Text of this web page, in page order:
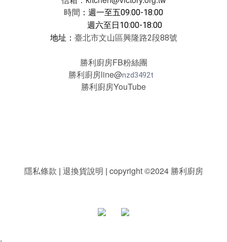
時間 ： 週一至五09:00-18:00
週六至日10:00-18:00
地址： 臺北市文山區興隆路2段88號
勝利廚房FB粉絲團
勝利廚房line@nzd3492t
勝利廚房YouTube
隱私條款 | 退換貨說明 | copyright ©2024 勝利廚房
.